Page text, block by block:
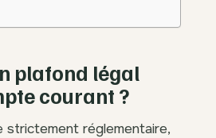
plafond légal
courant ?
strictement réglementaire,